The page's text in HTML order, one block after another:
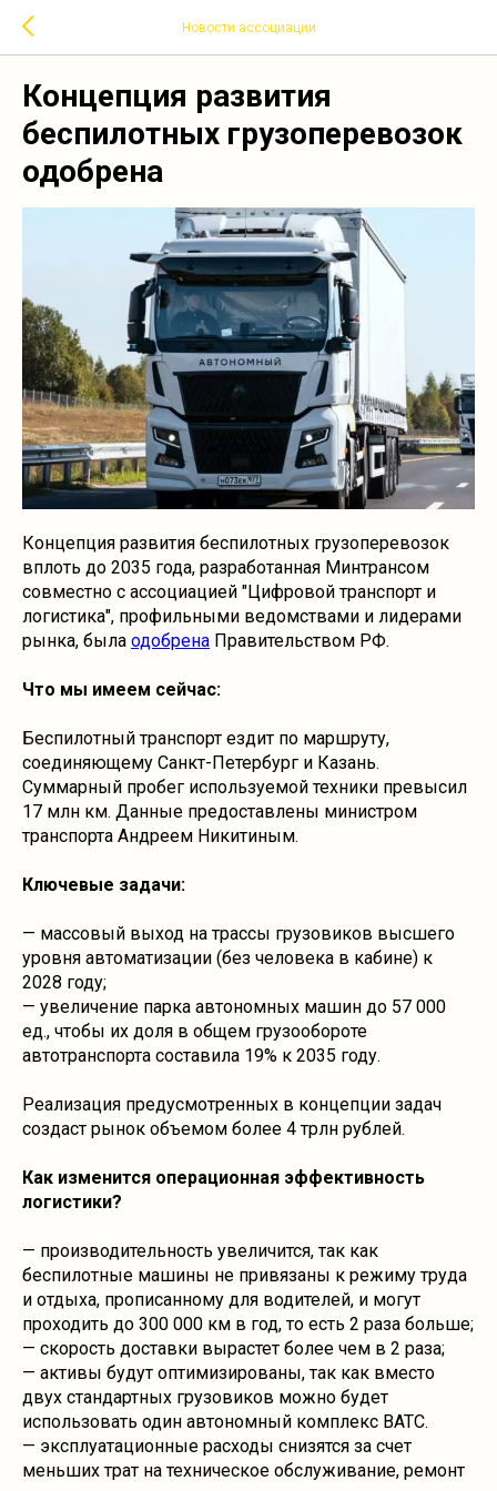
Новости ассоциации
Концепция развития
беспилотных грузоперевозок
одобрена
Концепция развития беспилотных грузоперевозок
вплоть до 2035 года, разработанная Минтрансом
совместно с ассоциацией "Цифровой транспорт и
логистика", профильными ведомствами и лидерами
рынка, была одобрена Правительством РФ.
Что мы имеем сейчас:
Беспилотный транспорт ездит по маршруту,
соединяющему Санкт-Петербург и Казань.
Суммарный пробег используемой техники превысил
17 млн км. Данные предоставлены министром
транспорта Андреем Никитиным.
Ключевые задачи:
— массовый выход на трассы грузовиков высшего
уровня автоматизации (без человека в кабине) к
2028 году;
— увеличение парка автономных машин до 57 000
ед., чтобы их доля в общем грузообороте
автотранспорта составила 19% к 2035 году.
Реализация предусмотренных в концепции задач
создаст рынок объемом более 4 трлн рублей.
Как изменится операционная эффективность
логистики?
— производительность увеличится, так как
беспилотные машины не привязаны к режиму труда
и отдыха, прописанному для водителей, и могут
проходить до 300 000 км в год, то есть 2 раза больше;
— скорость доставки вырастет более чем в 2 раза;
— активы будут оптимизированы, так как вместо
двух стандартных грузовиков можно будет
использовать один автономный комплекс ВАТС.
— эксплуатационные расходы снизятся за счет
меньших трат на техническое обслуживание, ремонт